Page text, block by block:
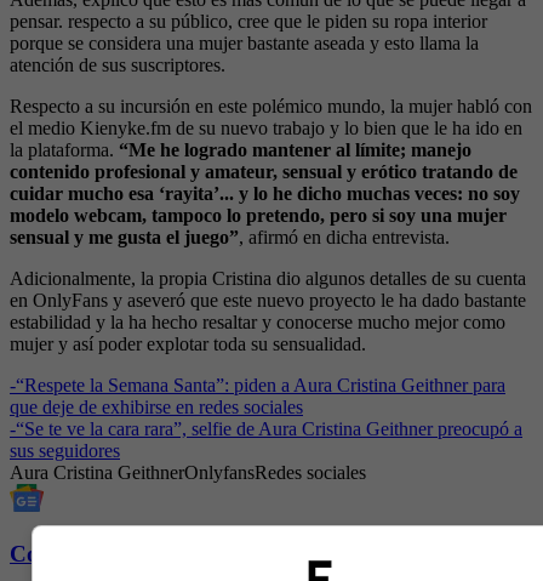
pensar. respecto a su público, cree que le piden su ropa interior
porque se considera una mujer bastante aseada y esto llama la
atención de sus suscriptores.
Respecto a su incursión en este polémico mundo, la mujer habló con
el medio Kienyke.fm de su nuevo trabajo y lo bien que le ha ido en
la plataforma. “Me he logrado mantener al límite; manejo
contenido profesional y amateur, sensual y erótico tratando de
cuidar mucho esa ‘rayita’... y lo he dicho muchas veces: no soy
modelo webcam, tampoco lo pretendo, pero si soy una mujer
sensual y me gusta el juego”, afirmó en dicha entrevista.
Adicionalmente, la propia Cristina dio algunos detalles de su cuenta
en OnlyFans y aseveró que este nuevo proyecto le ha dado bastante
estabilidad y la ha hecho resaltar y conocerse mucho mejor como
mujer y así poder explotar toda su sensualidad.
-“Respete la Semana Santa”: piden a Aura Cristina Geithner para
que deje de exhibirse en redes sociales
-“Se te ve la cara rara”, selfie de Aura Cristina Geithner preocupó a
sus seguidores
Aura Cristina GeithnerOnlyfansRedes sociales
Conozca más de Fucsia aquí